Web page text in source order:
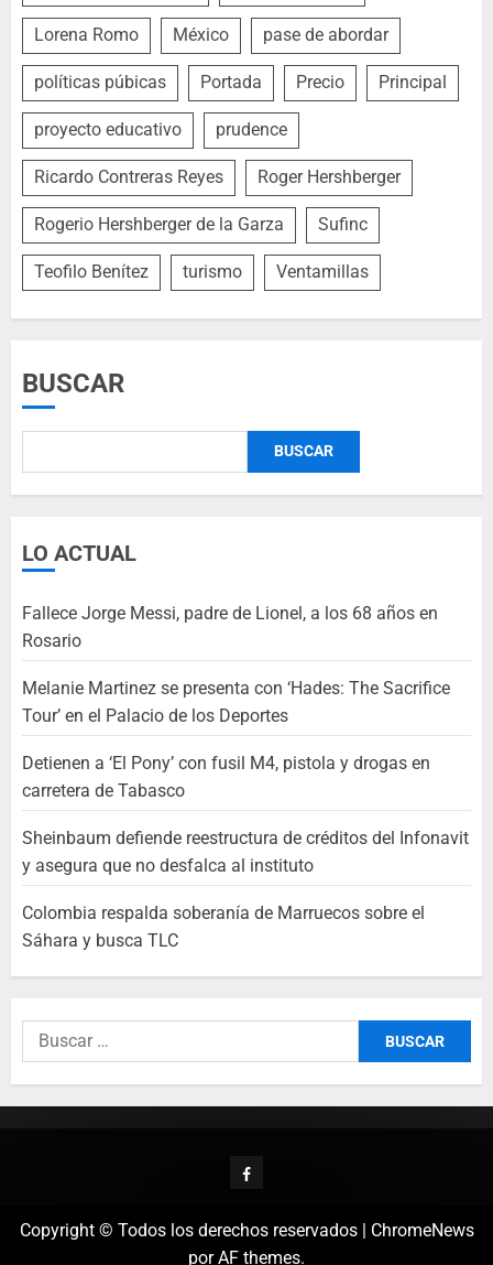
Lorena Romo México pase de abordar
políticas púbicas Portada Precio Principal
proyecto educativo prudence
Ricardo Contreras Reyes Roger Hershberger
Rogerio Hershberger de la Garza Sufinc
Teofilo Benítez turismo Ventamillas
BUSCAR
BUSCAR
LO ACTUAL
Fallece Jorge Messi, padre de Lionel, a los 68 años en
Rosario
Melanie Martinez se presenta con ‘Hades: The Sacrifice
Tour’ en el Palacio de los Deportes
Detienen a ‘El Pony’ con fusil M4, pistola y drogas en
carretera de Tabasco
Sheinbaum defiende reestructura de créditos del Infonavit
y asegura que no desfalca al instituto
Colombia respalda soberanía de Marruecos sobre el
Sáhara y busca TLC
Copyright © Todos los derechos reservados | ChromeNews
por AF themes.